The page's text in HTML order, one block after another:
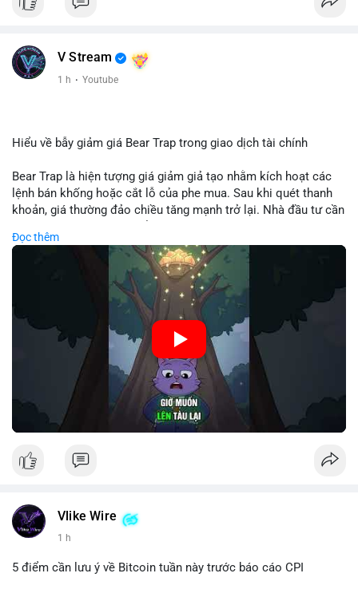
V Stream
1 h · Youtube
Hiểu về bẫy giảm giá Bear Trap trong giao dịch tài chính
Bear Trap là hiện tượng giá giảm giả tạo nhằm kích hoạt các
lệnh bán khống hoặc cắt lỗ của phe mua. Sau khi quét thanh
khoản, giá thường đảo chiều tăng mạnh trở lại. Nhà đầu tư cần
hóa điểm vào lệnh.
🎥 Xem video trực tiếp tại:
Nguồn: Cú Thông Thái
Đọc thêm
Vlike Wire
1 h
5 điểm cần lưu ý về Bitcoin tuần này trước báo cáo CPI